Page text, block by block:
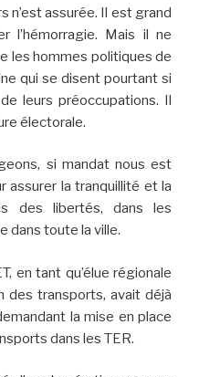
n’est assurée. Il est grand
l’hémorragie. Mais il ne
les hommes politiques de
qui se disent pourtant si
leurs préoccupations. Il
électorale.
si mandat nous est
assurer la tranquillité et la
des libertés, dans les
dans toute la ville.
en tant qu’élue régionale
des transports, avait déjà
la mise en place
dans les TER.